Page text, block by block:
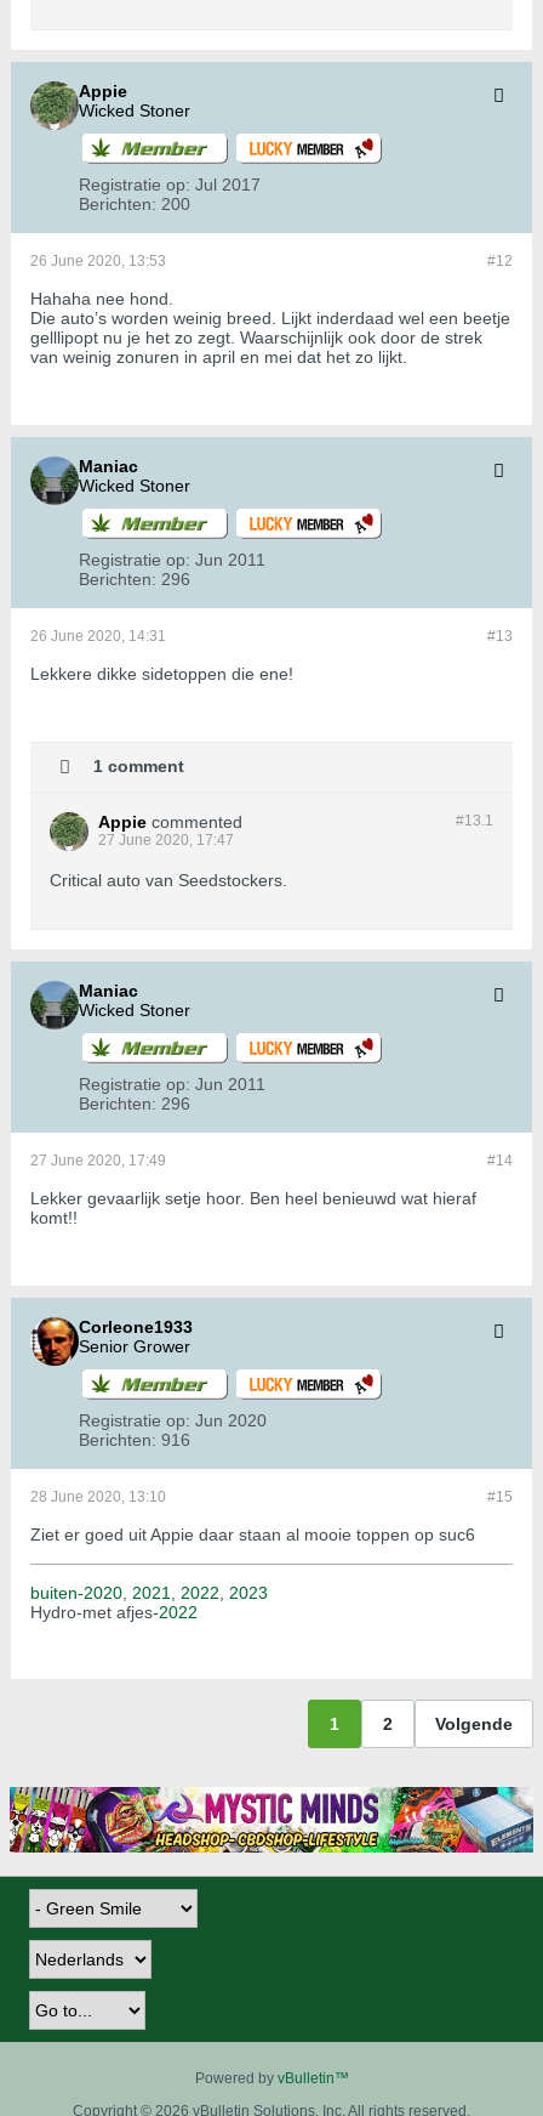
Appie
Wicked Stoner
Registratie op: Jul 2017
Berichten: 200
#12
26 June 2020, 13:53
Hahaha nee hond.
Die auto’s worden weinig breed. Lijkt inderdaad wel een beetje
gelllipopt nu je het zo zegt. Waarschijnlijk ook door de strek
van weinig zonuren in april en mei dat het zo lijkt.
Maniac
Wicked Stoner
Registratie op: Jun 2011
Berichten: 296
#13
26 June 2020, 14:31
Lekkere dikke sidetoppen die ene!
1 comment
#13.1
Appie commented
27 June 2020, 17:47
Critical auto van Seedstockers.
Maniac
Wicked Stoner
Registratie op: Jun 2011
Berichten: 296
#14
27 June 2020, 17:49
Lekker gevaarlijk setje hoor. Ben heel benieuwd wat hieraf
komt!!
Corleone1933
Senior Grower
Registratie op: Jun 2020
Berichten: 916
#15
28 June 2020, 13:10
Ziet er goed uit Appie daar staan al mooie toppen op suc6
buiten-2020 2021 2022
2023
Hydro-met afjes-2022
1 2 Volgende
Powered by vBulletin™
Copyright © 2026 vBulletin Solutions, Inc. All rights reserved.